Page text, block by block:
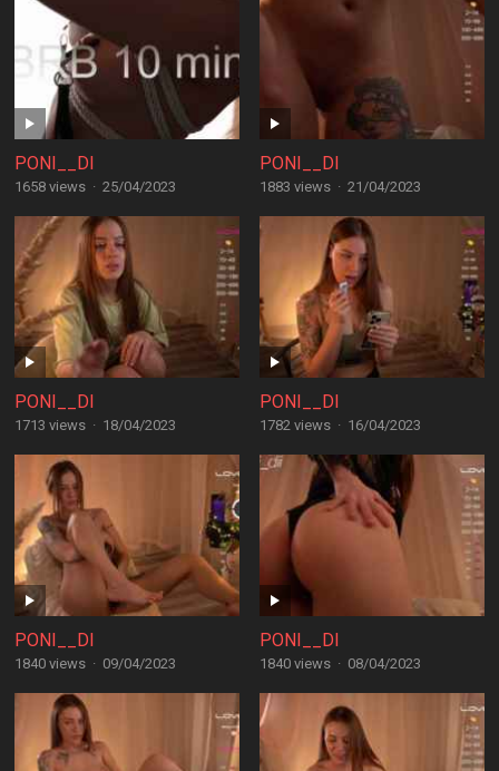
PONI__DI
1658 views · 25/04/2023
PONI__DI
1883 views · 21/04/2023
PONI__DI
1713 views · 18/04/2023
PONI__DI
1782 views · 16/04/2023
PONI__DI
1840 views · 09/04/2023
PONI__DI
1840 views · 08/04/2023